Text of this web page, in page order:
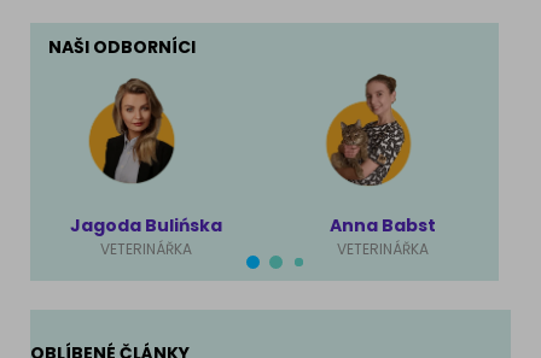
NAŠI ODBORNÍCI
Jagoda Bulińska
VETERINÁŘKA
Anna Babst
VETERINÁŘKA
OBLÍBENÉ ČLÁNKY